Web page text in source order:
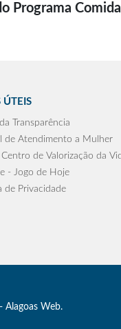
Programa
ÚTEIS
Transparência
de Atendimento a Mulher
de Valorização da
- Jogo de Hoje
de Privacidade
Alagoas Web.